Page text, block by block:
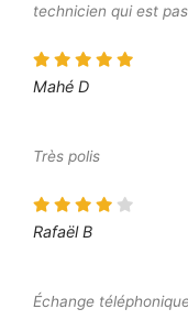
technicien qui est
Mahé D
Très polis
Rafaël B
Échange